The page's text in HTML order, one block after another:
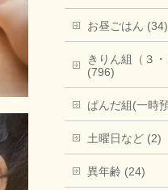
お昼ごはん (34)
きりん組（３・
(796)
ぱんだ組(一時
土曜日など (2)
異年齢 (24)